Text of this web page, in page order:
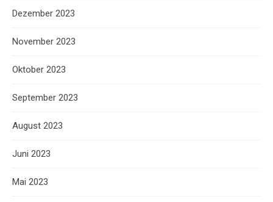
Dezember 2023
November 2023
Oktober 2023
September 2023
August 2023
Juni 2023
Mai 2023